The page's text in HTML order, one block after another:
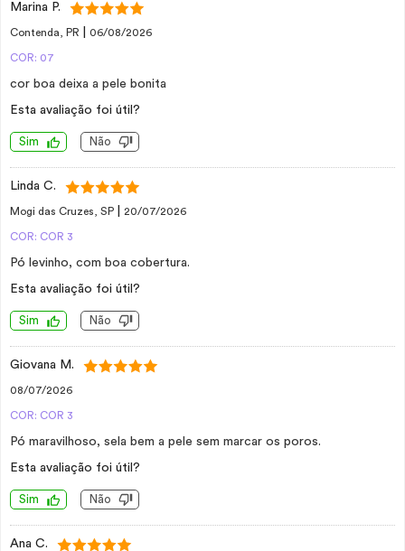
Marina P.
Contenda, PR 06/08/2026
COR: 07
cor boa deixa a pele bonita
Esta avaliação foi útil?
Sim Não
Linda C.
Mogi das Cruzes, SP 20/07/2026
COR: COR 3
Pó levinho, com boa cobertura.
Esta avaliação foi útil?
Sim Não
Giovana M.
08/07/2026
COR: COR 3
Pó maravilhoso, sela bem a pele sem marcar os poros.
Esta avaliação foi útil?
Sim Não
Ana C.